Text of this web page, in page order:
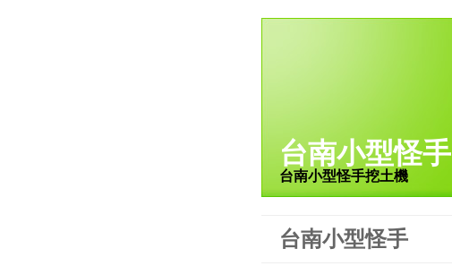
台南小型怪手
台南小型怪手挖土機
台南小型怪手